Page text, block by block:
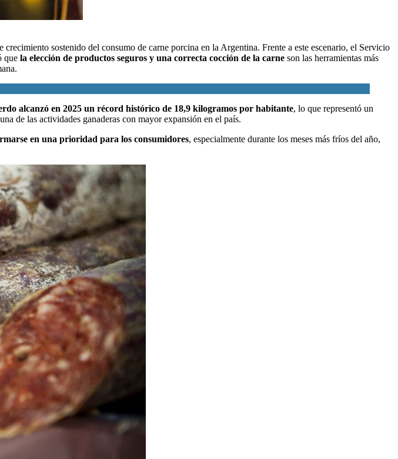
crecimiento sostenido del consumo de carne porcina en la Argentina. Frente a este escenario, el Servicio
que la elección de productos seguros y una correcta cocción de la carne son las herramientas más
alcanzó en 2025 un récord histórico de 18,9 kilogramos por habitante, lo que representó un
de las actividades ganaderas con mayor expansión en el país.
en una prioridad para los consumidores, especialmente durante los meses más fríos del año,